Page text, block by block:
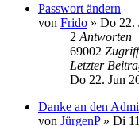
Passwort ändern
von Frido » Do 22.
2 Antworten
69002
Letzter
Do 22. Jun
Danke an den
von JürgenP» Di